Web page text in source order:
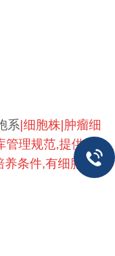
系 |细胞株|肿瘤细
理规范,提供的
养条件,有细胞照